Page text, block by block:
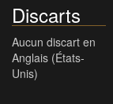
Discarts
Aucun discart en
Anglais (États-
Unis)